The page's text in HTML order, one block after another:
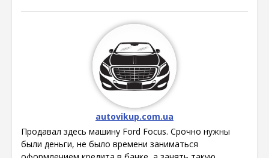
autovikup.com.ua
Продавал здесь машину Ford Focus. Срочно нужны
были деньги, не было времени заниматься